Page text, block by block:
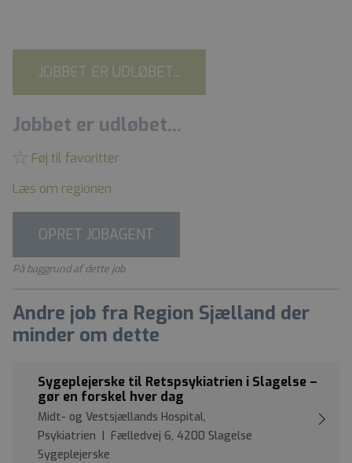
JOBBET ER UDLØBET...
Jobbet er udløbet...
Føj til favoritter
Læs om regionen
OPRET JOBAGENT
På baggrund af dette job
Andre job fra Region Sjælland der
minder om dette
Sygeplejerske til Retspsykiatrien i Slagelse –
gør en forskel hver dag
Midt- og Vestsjællands Hospital,
Psykiatrien | Fælledvej 6, 4200 Slagelse
Sygeplejerske